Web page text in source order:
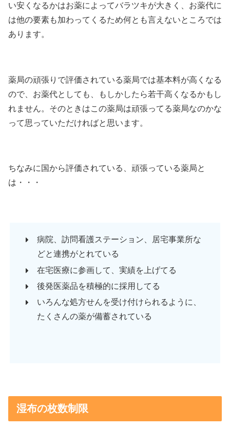
い安くなるかはお薬によってバラツキが大きく、お薬代に
は他の要素も加わってくるため何とも言えないところでは
あります。
薬局の頑張りで評価されている薬局では基本料が高くなる
ので、お薬代としても、もしかしたら若干高くなるかもし
れません。そのときはこの薬局は頑張ってる薬局なのかな
って思っていただければと思います。
ちなみに国から評価されている、頑張っている薬局と
は・・・
病院、訪問看護ステーション、居宅事業所な
どと連携がとれている
在宅医療に参画して、実績を上げてる
後発医薬品を積極的に採用してる
いろんな処方せんを受け付けられるように、
たくさんの薬が備蓄されている
湿布の枚数制限